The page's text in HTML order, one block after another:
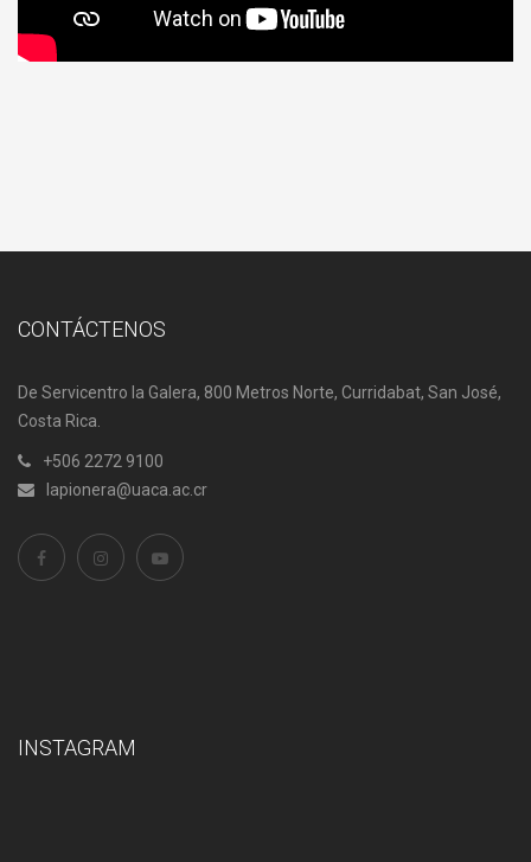
CONTÁCTENOS
De Servicentro la Galera, 800 Metros Norte, Curridabat, San José,
Costa Rica.
+506 2272 9100
lapionera@uaca.ac.cr
INSTAGRAM